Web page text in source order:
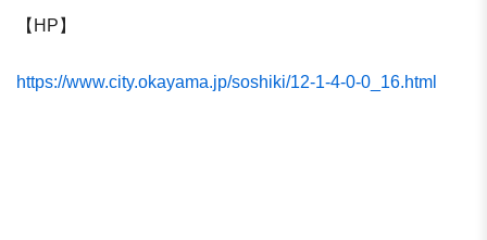
【HP】
https://www.city.okayama.jp/soshiki/12-1-4-0-0_16.html